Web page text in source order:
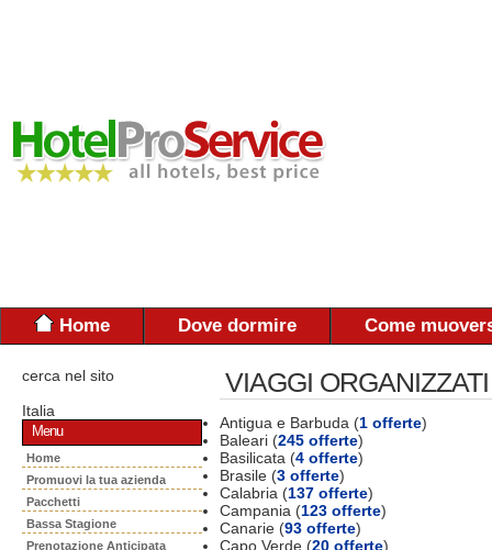
Home Dove dormire Come
cerca nel sito
Italia
Menu
Home
Promuovi la tua azienda
Pacchetti
Bassa Stagione
Prenotazione Anticipata
VIAGGI ORGANIZZATI
Antigua e Barbuda (1 offerte)
Baleari (245 offerte)
Basilicata (4 offerte)
Brasile (3 offerte)
Calabria (137 offerte)
Campania (123 offerte)
Canarie (93 offerte)
Capo Verde (20 offerte)